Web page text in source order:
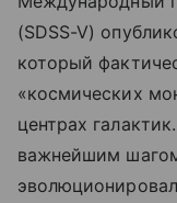
(SDSS-V)
который
«космических
центрах
важнейшим